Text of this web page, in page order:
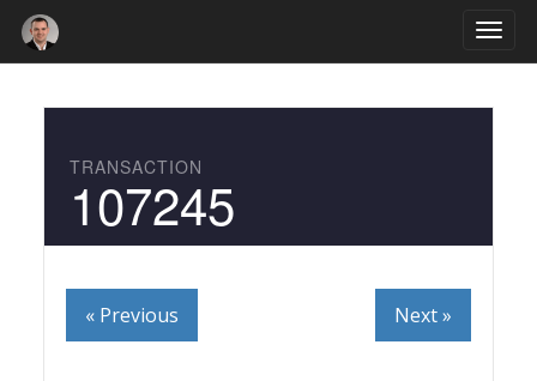
TRANSACTION
107245
« Previous Next »